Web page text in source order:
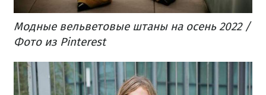
Модные вельветовые штаны на осень 2022 /
Фото из Pinterest